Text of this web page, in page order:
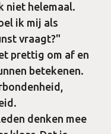
niet helemaal.
ik mij als
vraagt?"
prettig om af en
betekenen.
denken mee